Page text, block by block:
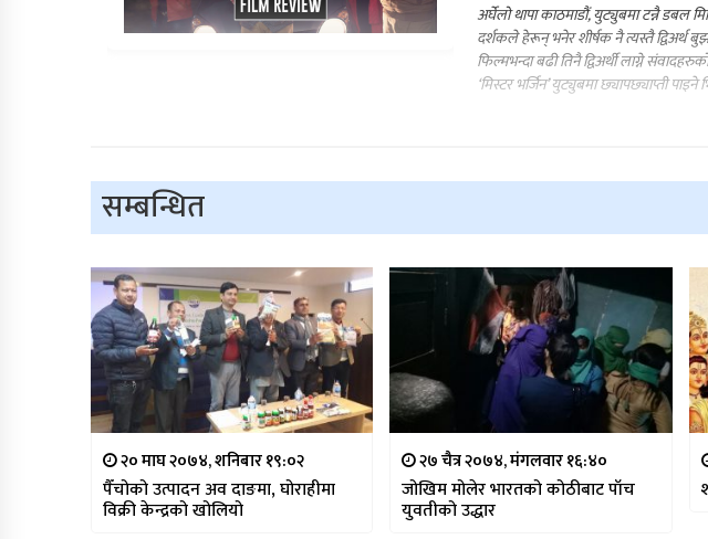
अर्घेलो थापा काठमाडौं, युट्युबमा टन्नै डबल
दर्शकले हेरून् भनेर शीर्षक नै त्यस्तै द्विअर्थ
फिल्मभन्दा बढी तिनै द्विअर्थी लाग्ने
‘मिस्टर भर्जिन’ युट्युबमा छ्यापछ्याप्ती
सम्बन्धित
२० माघ २०७४, शनिबार १९:०२
पैँचोको उत्पादन अव दाङमा, घोराहीमा
विक्री केन्द्रको खोलियो
२७ चैत्र २०७४, मंगलवार १६:४०
जोखिम मोलेर भारतको कोठीबाट पाँच
युवतीको उद्धार